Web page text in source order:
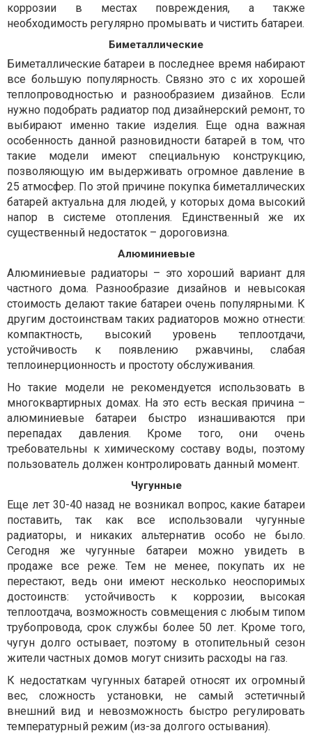
коррозии в местах повреждения, а также
необходимость регулярно промывать и чистить батареи.
Биметаллические
Биметаллические батареи в последнее время набирают
все большую популярность. Связно это с их хорошей
теплопроводностью и разнообразием дизайнов. Если
нужно подобрать радиатор под дизайнерский ремонт, то
выбирают именно такие изделия. Еще одна важная
особенность данной разновидности батарей в том, что
такие модели имеют специальную конструкцию,
позволяющую им выдерживать огромное давление в
25 атмосфер. По этой причине покупка биметаллических
батарей актуальна для людей, у которых дома высокий
напор в системе отопления. Единственный же их
существенный недостаток – дороговизна.
Алюминиевые
Алюминиевые радиаторы – это хороший вариант для
частного дома. Разнообразие дизайнов и невысокая
стоимость делают такие батареи очень популярными. К
другим достоинствам таких радиаторов можно отнести:
компактность, высокий уровень теплоотдачи,
устойчивость к появлению ржавчины, слабая
теплоинерционность и простоту обслуживания.
Но такие модели не рекомендуется использовать в
многоквартирных домах. На это есть веская причина –
алюминиевые батареи быстро изнашиваются при
перепадах давления. Кроме того, они очень
требовательны к химическому составу воды, поэтому
пользователь должен контролировать данный момент.
Чугунные
Еще лет 30-40 назад не возникал вопрос, какие батареи
поставить, так как все использовали чугунные
радиаторы, и никаких альтернатив особо не было.
Сегодня же чугунные батареи можно увидеть в
продаже все реже. Тем не менее, покупать их не
перестают, ведь они имеют несколько неоспоримых
достоинств: устойчивость к коррозии, высокая
теплоотдача, возможность совмещения с любым типом
трубопровода, срок службы более 50 лет. Кроме того,
чугун долго остывает, поэтому в отопительный сезон
жители частных домов могут снизить расходы на газ.
К недостаткам чугунных батарей относят их огромный
вес, сложность установки, не самый эстетичный
внешний вид и невозможность быстро регулировать
температурный режим (из-за долгого остывания).